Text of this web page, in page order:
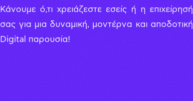
Κάνουμε ό,τι χρειάζεστε εσείς ή η επιχείρησή
σας για μια δυναμική, μοντέρνα και αποδοτική
Digital παρουσία!